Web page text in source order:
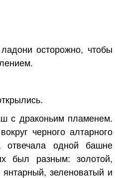
осторожно, чтобы
с драконьим пламенем.
черного алтарного
одной башне
был разным: золотой,
зеленоватый и